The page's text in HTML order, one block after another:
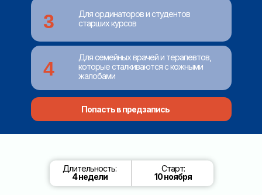
Для семейных врачей и терапевтов,
которые сталкиваются с кожными
жалобами
Для ординаторов и студентов
старших курсов
4
3
Попасть в предзапись
Старт:
10 ноября
Длительность:
4 недели